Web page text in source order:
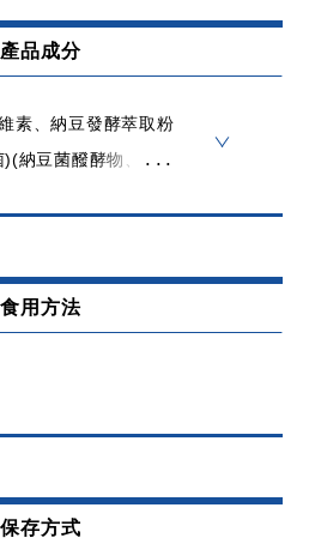
素、納豆發酵萃取粉
納豆菌醱酵物、微結